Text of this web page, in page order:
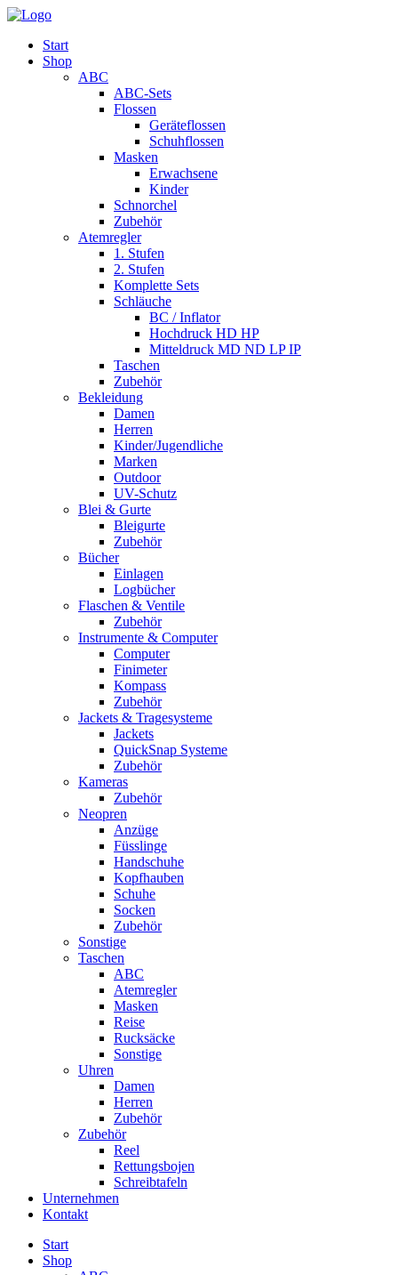
Start
Shop
ABC
ABC-Sets
Flossen
Geräteflossen
Schuhflossen
Masken
Erwachsene
Kinder
Schnorchel
Zubehör
Atemregler
1. Stufen
2. Stufen
Komplette Sets
Schläuche
BC / Inflator
Hochdruck HD HP
Mitteldruck MD ND LP IP
Taschen
Zubehör
Bekleidung
Damen
Herren
Kinder/Jugendliche
Marken
Outdoor
UV-Schutz
Blei & Gurte
Bleigurte
Zubehör
Bücher
Einlagen
Logbücher
Flaschen & Ventile
Zubehör
Instrumente & Computer
Computer
Finimeter
Kompass
Zubehör
Jackets & Tragesysteme
Jackets
QuickSnap Systeme
Zubehör
Kameras
Zubehör
Neopren
Anzüge
Füsslinge
Handschuhe
Kopfhauben
Schuhe
Socken
Zubehör
Sonstige
Taschen
ABC
Atemregler
Masken
Reise
Rucksäcke
Sonstige
Uhren
Damen
Herren
Zubehör
Zubehör
Reel
Rettungsbojen
Schreibtafeln
Unternehmen
Kontakt
Start
Shop